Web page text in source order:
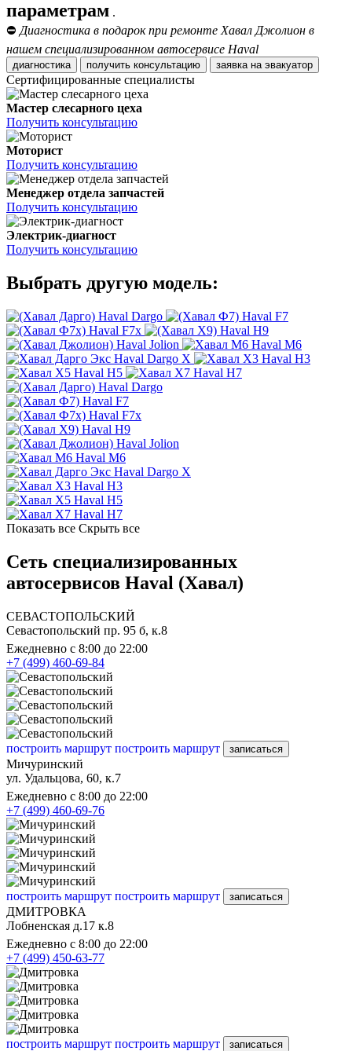
параметрам .
⛔ Диагностика в подарок при ремонте Хавал Джолион в
нашем специализированном автосервисе Haval
диагностика получить консультацию заявка на эвакуатор
Сертифицированные специалисты
Мастер слесарного цеха
Получить консультацию
Моторист
Получить консультацию
Менеджер отдела запчастей
Получить консультацию
Электрик-диагност
Получить консультацию
Выбрать другую модель:
Haval Dargo
Haval F7
Haval F7x
Haval H9
Haval Jolion
Haval M6
Haval Dargo X
Haval H3
Haval H5
Haval H7
Haval Dargo
Haval F7
Haval F7x
Haval H9
Haval Jolion
Haval M6
Haval Dargo X
Haval H3
Haval H5
Haval H7
Показать все Скрыть все
Сеть специализированных
автосервисов Haval (Хавал)
СЕВАСТОПОЛЬСКИЙ
Севастопольский пр. 95 б, к.8
Ежедневно с 8:00 до 22:00
+7 (499) 460-69-84
построить маршрут построить маршрут записаться
Мичуринский
ул. Удальцова, 60, к.7
Ежедневно с 8:00 до 22:00
+7 (499) 460-69-76
построить маршрут построить маршрут записаться
ДМИТРОВКА
Лобненская д.17 к.8
Ежедневно с 8:00 до 22:00
+7 (499) 450-63-77
построить маршрут построить маршрут записаться